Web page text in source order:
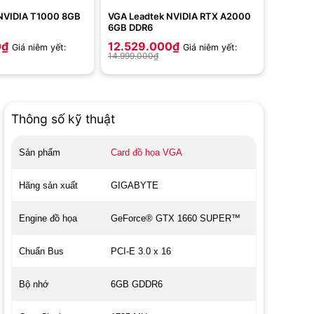
T1000 8GB
₫ Giá niêm yết:
VGA Leadtek NVIDIA RTX A2000
6GB DDR6
12.529.000₫ Giá niêm yết:
14.999.000₫
Thông số kỹ thuật
Sản phẩm Card đồ họa VGA
Hãng sản xuất GIGABYTE
Engine đồ họa GeForce® GTX 1660 SUPER™
Chuẩn Bus PCI-E 3.0 x 16
Bộ nhớ 6‎GB GDDR6